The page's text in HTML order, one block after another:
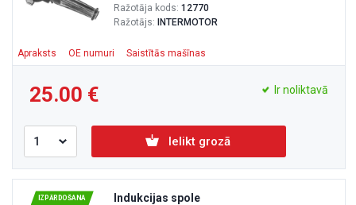
Ražotāja kods: 12770
Ražotājs:
INTERMOTOR
Apraksts OE numuri Saistītās mašīnas
25.00 Ir noliktavā
Ielikt grozā
IZPĀRDOŠANA Indukcijas spole